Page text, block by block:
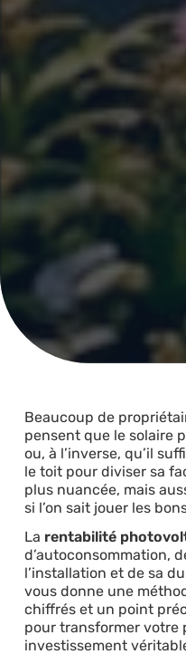
Beaucoup de
pensent que le solaire
ou, à l’inverse, qu’il
le toit pour diviser sa
plus nuancée, mais
si l’on sait jouer les
La rentabilité
d’autoconsommation,
l’installation et de sa
vous donne une
chiffrés et un point
pour transformer votre
investissement